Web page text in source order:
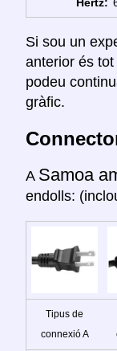
Si sou un
anterior és
podeu
gràfic.
A Samoa
endolls:
Tipus de
connexió A